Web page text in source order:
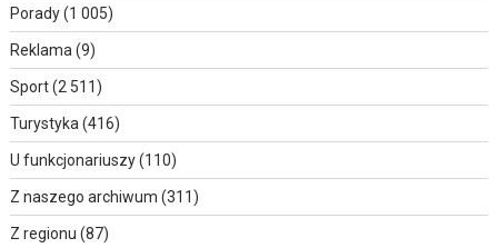
Porady(1 005)
Reklama (9)
Sport(2 511)
Turystyka (416)
U funkcjonariuszy(110)
Z naszego archiwum (311)
Z regionu (87)